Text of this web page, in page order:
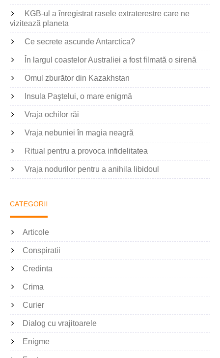
KGB-ul a înregistrat rasele extraterestre care ne
vizitează planeta
Ce secrete ascunde Antarctica?
În largul coastelor Australiei a fost filmată o sirenă
Omul zburător din Kazakhstan
Insula Paştelui, o mare enigmă
Vraja ochilor răi
Vraja nebuniei în magia neagră
Ritual pentru a provoca infidelitatea
Vraja nodurilor pentru a anihila libidoul
CATEGORII
Articole
Conspiratii
Credinta
Crima
Curier
Dialog cu vrajitoarele
Enigme